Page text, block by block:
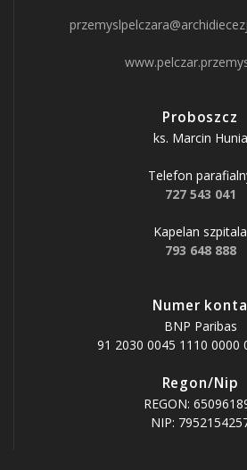
Proboszcz
ks. Marcin Hunia
Telefon
727 543 041
Kapelan szpitala
793 648 888
Numer konta
BNP Paribas
91 2030 0045 1110 0000
Regon/Nip
REGON:
NIP: